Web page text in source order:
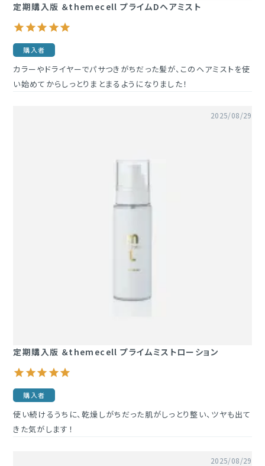
定期購入版 ＆themecell プライムDヘアミスト
購入者
カラーやドライヤーでパサつきがちだった髪が、このヘアミストを使
い始めてからしっとりまとまるようになりました！
定期購入版 ＆themecell プライムミストローション
購入者
2025/08/29
使い続けるうちに、乾燥しがちだった肌がしっとり整い、ツヤも出て
きた気がします！
2025/08/29